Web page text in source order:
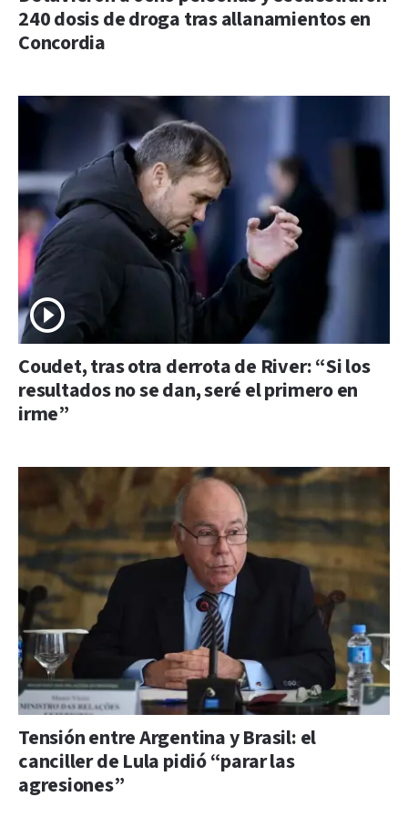
240 dosis de droga tras allanamientos en
Concordia
Coudet, tras otra derrota de River: “Si los
resultados no se dan, seré el primero en
irme”
Tensión entre Argentina y Brasil: el
canciller de Lula pidió “parar las
agresiones”